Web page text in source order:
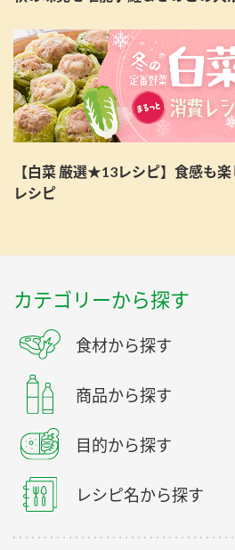
【白菜 厳選★13レシピ】食感も
レシピ
カテゴリーから探す
食材から探す
商品から探す
目的から探す
レシピ名から探す